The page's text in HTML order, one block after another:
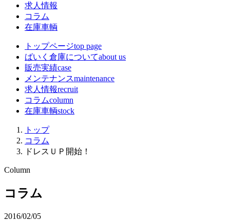
求人情報
コラム
在庫車輌
トップページtop page
ばいく倉庫についてabout us
販売実績case
メンテナンスmaintenance
求人情報recruit
コラムcolumn
在庫車輌stock
トップ
コラム
ドレスＵＰ開始！
Column
コラム
2016/02/05